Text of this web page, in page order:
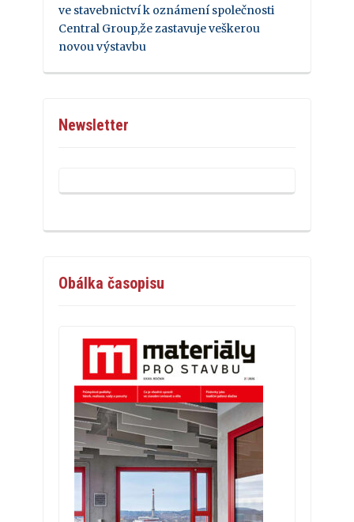
ve stavebnictví k oznámení společnosti
Central Group,že zastavuje veškerou
novou výstavbu
Newsletter
Obálka časopisu